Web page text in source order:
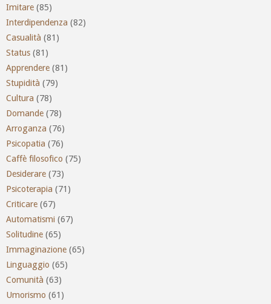
Imitare (85)
Interdipendenza (82)
Casualità (81)
Status (81)
Apprendere (81)
Stupidità (79)
Cultura (78)
Domande (78)
Arroganza (76)
Psicopatia (76)
Caffè filosofico (75)
Desiderare (73)
Psicoterapia (71)
Criticare (67)
Automatismi (67)
Solitudine (65)
Immaginazione (65)
Linguaggio (65)
Comunità (63)
Umorismo (61)